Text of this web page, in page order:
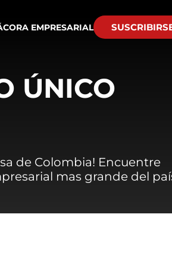
EMPRESARIAL
ÚNICO
de Colombia! Encuentre
mas grande del